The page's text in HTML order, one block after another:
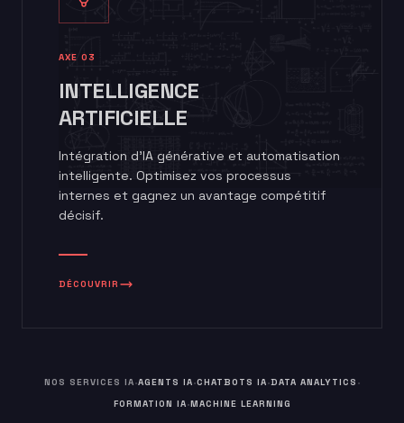
AXE 03
INTELLIGENCE
ARTIFICIELLE
Intégration d'IA générative et automatisation
intelligente. Optimisez vos processus
internes et gagnez un avantage compétitif
décisif.
DÉCOUVRIR
NOS SERVICES IA·AGENTS IA·CHATBOTS IA·DATA ANALYTICS ·
FORMATION IA·MACHINE LEARNING